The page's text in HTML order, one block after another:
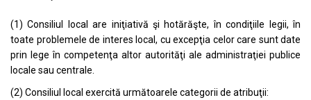
(1) Consiliul local are iniţiativă şi hotărăşte, în condiţiile legii, în
toate problemele de interes local, cu excepţia celor care sunt date
prin lege în competenţa altor autorităţi ale administraţiei publice
locale sau centrale.
(2) Consiliul local exercită următoarele categorii de atribuţii: